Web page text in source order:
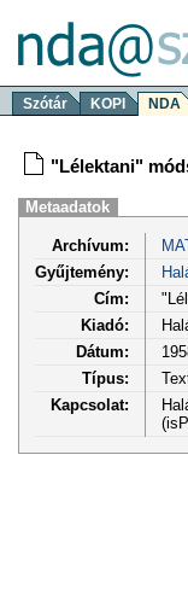
Szótár KOPI NDA
"Lélektani"
Metaadatok
Archívum:
Gyűjtemény:
Cím:
Kiadó:
Dátum:
Típus:
Kapcsolat: